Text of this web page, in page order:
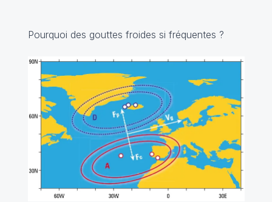
Pourquoi des gouttes froides si fréquentes ?